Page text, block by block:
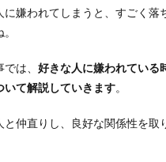
に嫌われてしまうと、すごく落
は、 好きな人に嫌われている
いて解説していきます。
と仲直りし、良好な関係性を取